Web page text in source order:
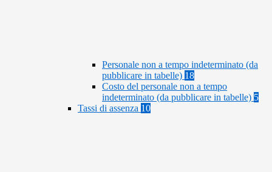
Personale non a tempo indeterminato (da
pubblicare in tabelle) 18
Costo del personale non a tempo
indeterminato (da pubblicare in tabelle) 5
Tassi di assenza 10